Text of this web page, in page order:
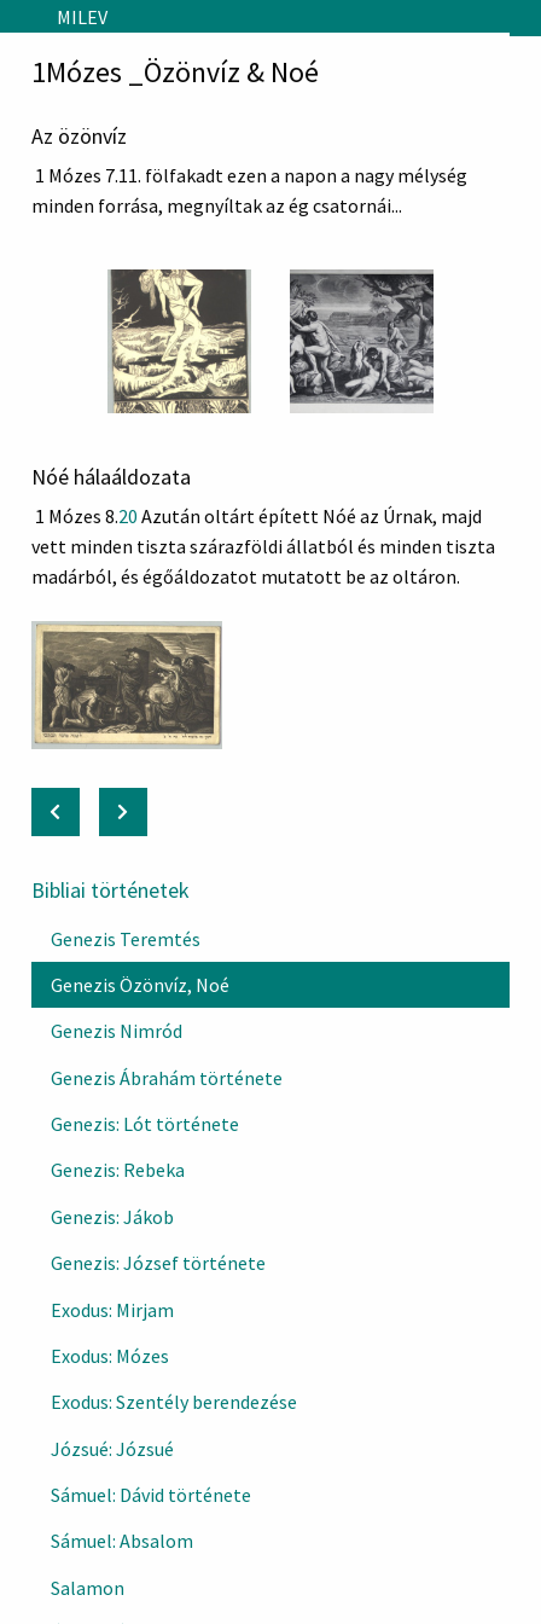
Skip to main content
MILEV
Bibliai történetek
Genezis Teremtés
Genezis Özönvíz, Noé
Genezis Nimród
Genezis Ábrahám története
Genezis: Lót története
Genezis: Rebeka
Genezis: Jákob
Genezis: József története
Exodus: Mirjam
Exodus: Mózes
Exodus: Szentély berendezése
Józsué: Józsué
Sámuel: Dávid története
Sámuel: Absalom
Salamon
1Mózes _Özönvíz & Noé
Az özönvíz
1 Mózes 7.11. fölfakadt ezen a napon a nagy mélység
minden forrása, megnyíltak az ég csatornái...
Nóé hálaáldozata
1 Mózes 8.20 Azután oltárt épített Nóé az Úrnak, majd
vett minden tiszta szárazföldi állatból és minden tiszta
madárból, és égőáldozatot mutatott be az oltáron.